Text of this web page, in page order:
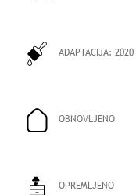
ADAPTACIJA: 2020
OBNOVLJENO
OPREMLJENO